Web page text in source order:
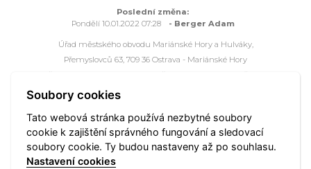
Poslední změna:
Pondělí 10.01.2022 07:28
- Berger Adam
Úřad městského obvodu Mariánské Hory a Hulváky,
Přemyslovců 63, 709 36 Ostrava - Mariánské Hory
Všechna práva vyhrazena - použití obsahu nebo jeho částí je
možné pouze se souhlasem Úřadu městského obvodu
Webové stránky jsou ve správě společnosti OVANET a.s.
Mapa portálu Přístupnost Nastavení cookies
Soubory cookies
Tato webová stránka používá nezbytné soubory
cookie k zajištění správného fungování a sledovací
soubory cookie. Ty budou nastaveny až po souhlasu.
Nastavení cookies